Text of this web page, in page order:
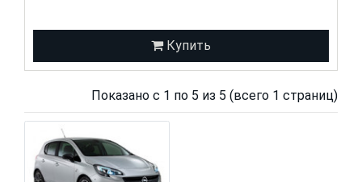
Купить
Показано с 1 по 5 из 5 (всего 1 страниц)